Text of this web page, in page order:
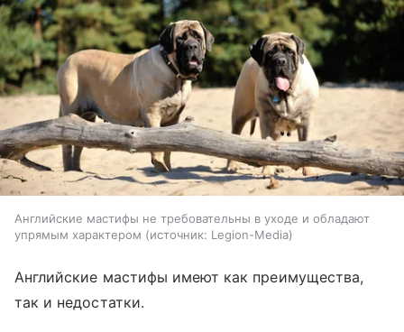
Английские мастифы не требовательны в уходе и обладают
упрямым характером
источник: Legion-Media
Английские мастифы имеют как преимущества,
так и недостатки.